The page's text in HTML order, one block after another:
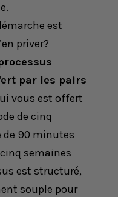
est
priver?
par les pairs
vous est offert
de cinq
de 90 minutes
semaines
est structuré,
souple pour